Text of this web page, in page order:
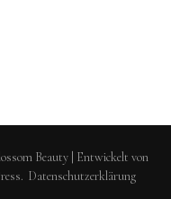
Beauty | Entwickelt von
. Datenschutzerklärung